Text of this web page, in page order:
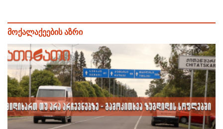
მოქალაქეების აზრი